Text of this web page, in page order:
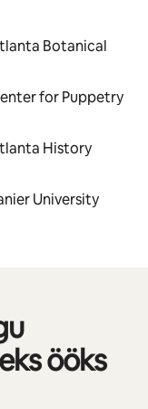
Botanical
for Puppetry
History
University
ööks